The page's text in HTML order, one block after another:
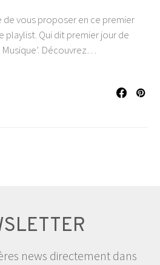
de vous proposer en ce premier
playlist. Qui dit premier jour de
Musique’. Découvrez…
news directement dans